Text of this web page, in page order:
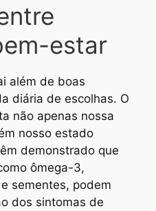
estar
além de boas
diária de escolhas. O
não apenas nossa
nosso estado
demonstrado que
ômega-3,
sementes, podem
dos sintomas de